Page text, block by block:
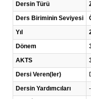
Dersin Türü
Ders Biriminin Seviyesi
Yıl
Dönem
AKTS
Dersi Veren(ler)
Dersin Yardımcıları
-